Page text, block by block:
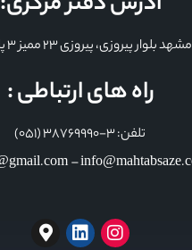
مشهد بلوار پیروزی، پیروزی 23 ممیز 3 پلاک 81
راه های ارتباطی :
تلفن: 3-38769990 (051)